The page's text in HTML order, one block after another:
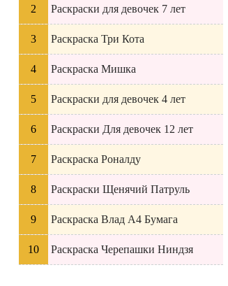
Раскраски для девочек 7 лет
Раскраска Три Кота
Раскраска Мишка
Раскраски для девочек 4 лет
Раскраски Для девочек 12 лет
Раскраска Роналду
Раскраски Щенячий Патруль
Раскраска Влад А4 Бумага
Раскраска Черепашки Ниндзя